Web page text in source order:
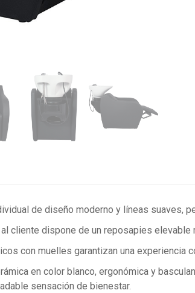
de diseño moderno y líneas suaves,
cliente dispone de un reposapies elevable
con muelles garantizan una experiencia
en color blanco, ergonómica y
sensación de bienestar.